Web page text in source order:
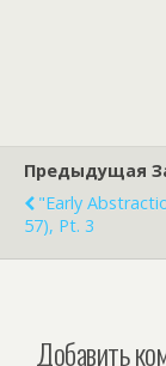
Предыдущая
"Early
57), Pt. 3
Добавить